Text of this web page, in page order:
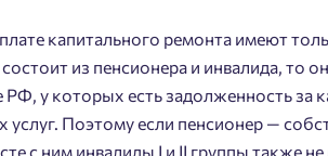
капитального ремонта имеют
из пенсионера и инвалида, то
РФ, у которых есть задолженность за
Поэтому если пенсионер —
с ним инвалиды I и II группы также не
Делитесь
Краснодар
Пермь
Нет времени